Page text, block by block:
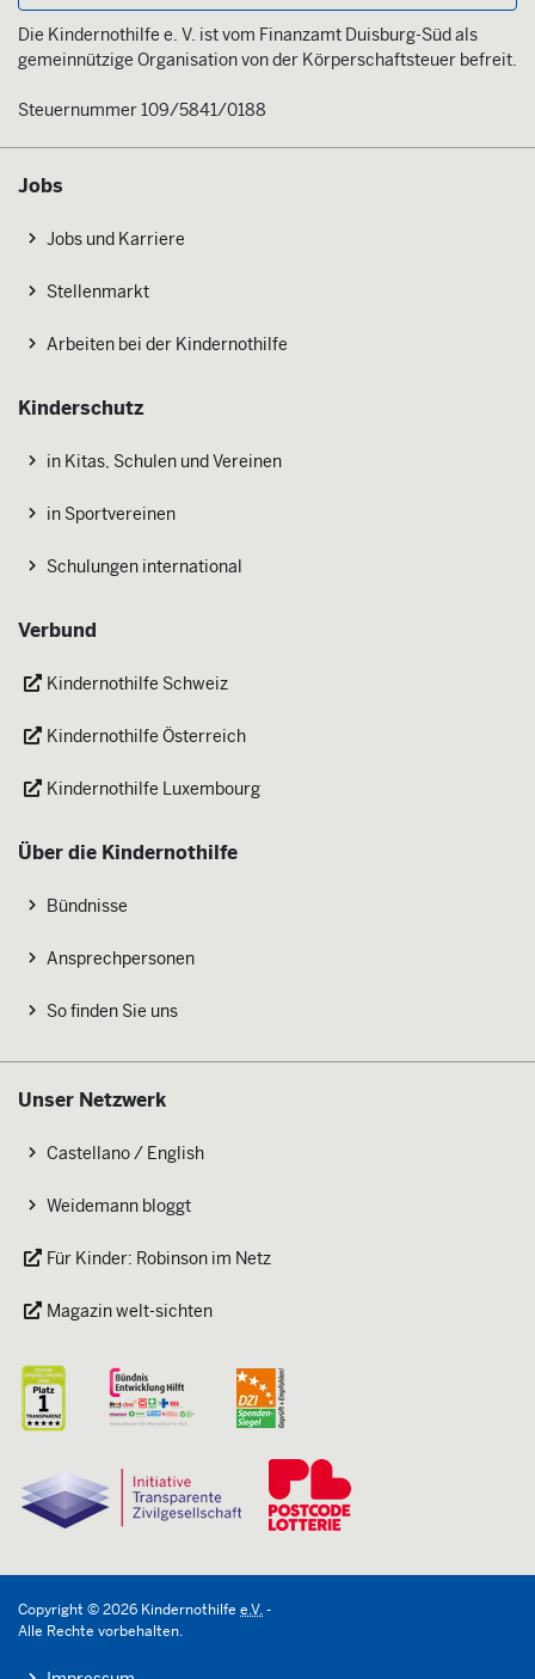
Die Kindernothilfe e. V. ist vom Finanzamt Duisburg-Süd als
gemeinnützige Organisation von der Körperschaftsteuer befreit.
Steuernummer 109/5841/0188
Jobs
Jobs und Karriere
Stellenmarkt
Arbeiten bei der Kindernothilfe
Kinderschutz
in Kitas, Schulen und Vereinen
in Sportvereinen
Schulungen international
Verbund
Kindernothilfe Schweiz
Kindernothilfe Österreich
Kindernothilfe Luxembourg
Über die Kindernothilfe
Bündnisse
Ansprechpersonen
So finden Sie uns
Unser Netzwerk
Castellano / English
Weidemann bloggt
Für Kinder: Robinson im Netz
Magazin welt-sichten
Copyright ©2026 Kindernothilfe e.V.-
Alle Rechte vorbehalten.